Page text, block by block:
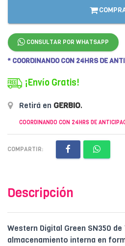
CONSULTAR POR WHATSAPP
* COORDINANDO CON 24HRS DE
¡Envío Gratis!
Retirá en GERBIO.
COORDINANDO CON 24HRS DE
COMPARTIR:
Descripción
Western Digital Green SN350 de
almacenamiento interna en